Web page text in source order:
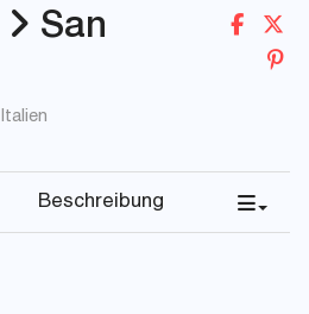
San
Italien
Beschreibung